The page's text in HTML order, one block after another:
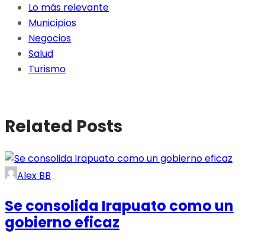
Lo más relevante
Municipios
Negocios
Salud
Turismo
Related Posts
Alex BB
Se consolida Irapuato como un
gobierno eficaz